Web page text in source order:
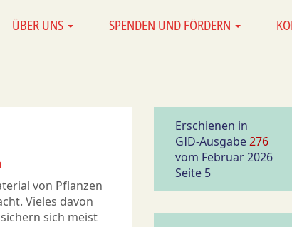
ÜBER UNS SPENDEN UND FÖRDERN
von Pflanzen
Vieles davon
sich meist
Erschienen in
GID-Ausgabe276
vom Februar 2026
Seite 5